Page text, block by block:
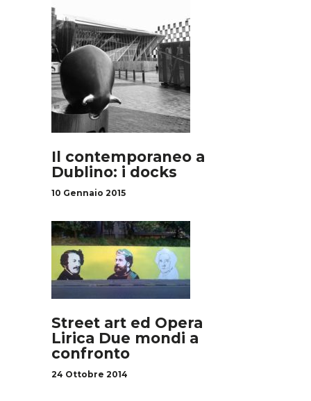
Il contemporaneo a
Dublino: i docks
10 Gennaio 2015
Street art ed Opera
Lirica Due mondi a
confronto
24 Ottobre 2014